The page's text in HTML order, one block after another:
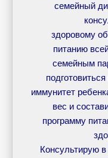
семейный
здоровому
питанию
семейным
иммунитет
вес и
программу
Консультирую